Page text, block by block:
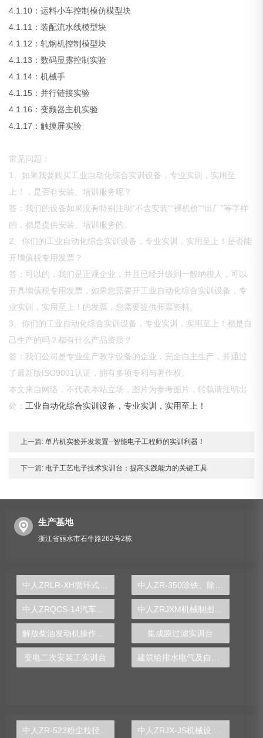
4.1.10：运料小车控制模仿模型块
4.1.11：装配流水线模型块
4.1.12：轧钢机控制模型块
4.1.13：数码显露控制实验
4.1.14：机械手
4.1.15：并行链接实验
4.1.16：变频器主机实验
4.1.17：触摸屏实验
常见问题：
1、如果我要购买工业自动化综合实训设备，专业实训，实用至
上！，是否有安装、培训服务呢？
答：我们的设备如果没有特别注明“不含安装”“裸机价”“出厂”等字样
的，都是提供安装、培训服务的。
2、你们的工业自动化综合实训设备，专业实训，实用至上！是否能
开增值税专用发票？
答：可以的，我们是正规企业，并且已经升级到一般纳税人，可以
开具增值税专用发票，如果您需要开工业自动化综合实训设备，专
业实训，实用至上！的发票，您需要提供开票资料。
3、你们的工业自动化综合实训设备，专业实训，实用至上！都是自
己生产的吗？都有什么产品资质？
答：我们公司是专业生产教学设备的企业，完全自主生产，并通过
了最新版ISO9001认证，拥有多项专利与著作权。
本文来自网络，不代表本站立场，图片为参考图片，转载请注明出
处：工业自动化综合实训设备，专业实训，实用至上！
上一篇: 单片机实验开发装置--智能电子工程师的实训利器！
下一篇: 电子工艺电子技术实训台：提高实践能力的关键工具
生产基地
浙江省丽水市石牛路262号2栋
集成膜过滤实训台
变电二次安装工实训台